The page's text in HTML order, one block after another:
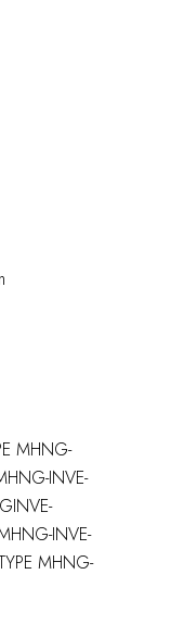
MHNG-
INVE-
INVE-
MHNG-